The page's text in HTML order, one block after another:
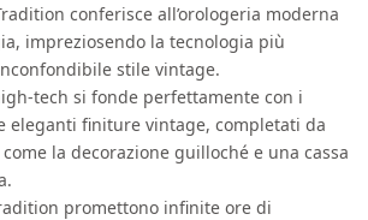
conferisce all’orologeria moderna
impreziosendo la tecnologia più
stile vintage.
tech si fonde perfettamente con i
eleganti finiture vintage, completati da
la decorazione guilloché e una cassa
promettono infinite ore di